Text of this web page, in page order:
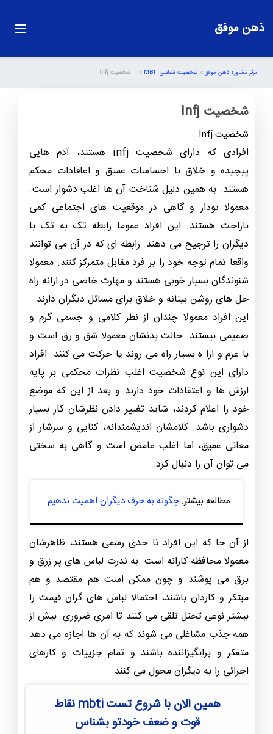
ذهن موفق
مرکز مشاوره ذهن موفق » شخصیت شناسی MBTI » شخصیت Infj
شخصیت Infj
شخصیت Infj
افرادی که دارای شخصیت infj هستند، آدم هایی
پیچیده و خلاق با احساسات عمیق و اعاقادات محکم
هستند. به همین دلیل شناخت آن ها اغلب دشوار است.
معمولا تودار و گاهی در موقعیت های اجتماعی کمی
ناراحت هستند. این افراد عموما رابطه تک به تک با
دیگران را ترجیح می دهند. رابطه ای که در آن می توانند
واقعا تمام توجه خود را بر فرد مقابل متمرکز کنند. معمولا
شنوندگان بسیار خوبی هستند و مهارت خاصی در ارائه راه
حل های روشن بینانه و خلاق برای مسائل دیگران دارند.
این افراد معمولا چندان از نظر کلامی و جسمی گرم و
صمیمی نیستند. حالت بدنشان معمولا شق و رق است و
با عزم و ارا ه بسیار راه می روند یا حرکت می کنند. افراد
دارای این نوع شخصیت اغلب نظرات محکمی بر پایه
ارزش ها و اعتقادات خود دارند و بعد از این که موضع
خود را اعلام کردند، شاید تغییر دادن نظرشان کار بسیار
دشواری باشد. کلامشان اندیشمندانه، کنایی و سرشار از
معانی عمیق، اما اغلب غامض است و گاهی به سختی
می توان آن را دنبال کرد.
مطالعه بیشتر:چگونه به حرف دیگران اهمیت ندهیم
از آن جا که این افراد تا حدی رسمی هستند، ظاهرشان
معمولا محافظه کارانه است. به ندرت لباس های پر زرق و
برق می پوشند و چون ممکن است هم مقتصد و هم
مبتکر و کاردان باشند، احتمالا لباس های گران قیمت را
بیشتر نوعی تجنل تلقی می کنند تا امری ضروری. بیش از
همه جذب مشاغلی می شوند که به آن ها اجازه می دهد
متفکر و برانگیزاننده باشند و تمام جزییات و کارهای
اجرائی را به دیگران محول می کنند.
همین الان با شروع تست mbti نقاط
قوت و ضعف خودتو بشناس